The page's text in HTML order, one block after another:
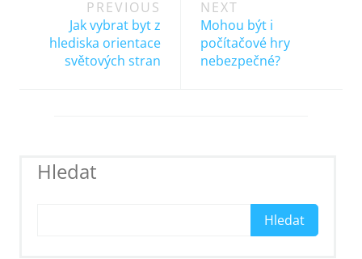
navigationPREVIOUS
Jak vybrat byt z
hlediska orientace
světových stran
NEXT
Mohou být i
počítačové hry
nebezpečné?
Hledat
Hledat